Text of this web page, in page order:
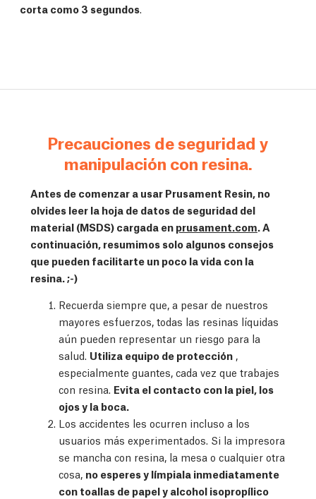
corta como 3 segundos.
Precauciones de seguridad y
manipulación con resina.
Antes de comenzar a usar Prusament Resin, no
olvides leer la hoja de datos de seguridad del
material (MSDS) cargada en prusament.com. A
continuación, resumimos solo algunos consejos
que pueden facilitarte un poco la vida con la
resina. ;-)
Recuerda siempre que, a pesar de nuestros
mayores esfuerzos, todas las resinas líquidas
aún pueden representar un riesgo para la
salud. Utiliza equipo de protección ,
especialmente guantes, cada vez que trabajes
con resina. Evita el contacto con la piel, los
ojos y la boca.
Los accidentes les ocurren incluso a los
usuarios más experimentados. Si la impresora
se mancha con resina, la mesa o cualquier otra
cosa, no esperes y límpiala inmediatamente
con toallas de papel y alcohol isopropílico